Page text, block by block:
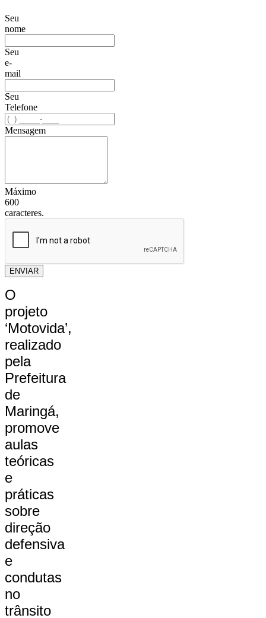
Seu
nome
Seu
e-
mail
Seu
Telefone
Mensagem
Máximo
600
caracteres.
ENVIAR
O
projeto
‘Motovida’,
realizado
pela
Prefeitura
de
Maringá,
promove
aulas
teóricas
e
práticas
sobre
direção
defensiva
e
condutas
no
trânsito